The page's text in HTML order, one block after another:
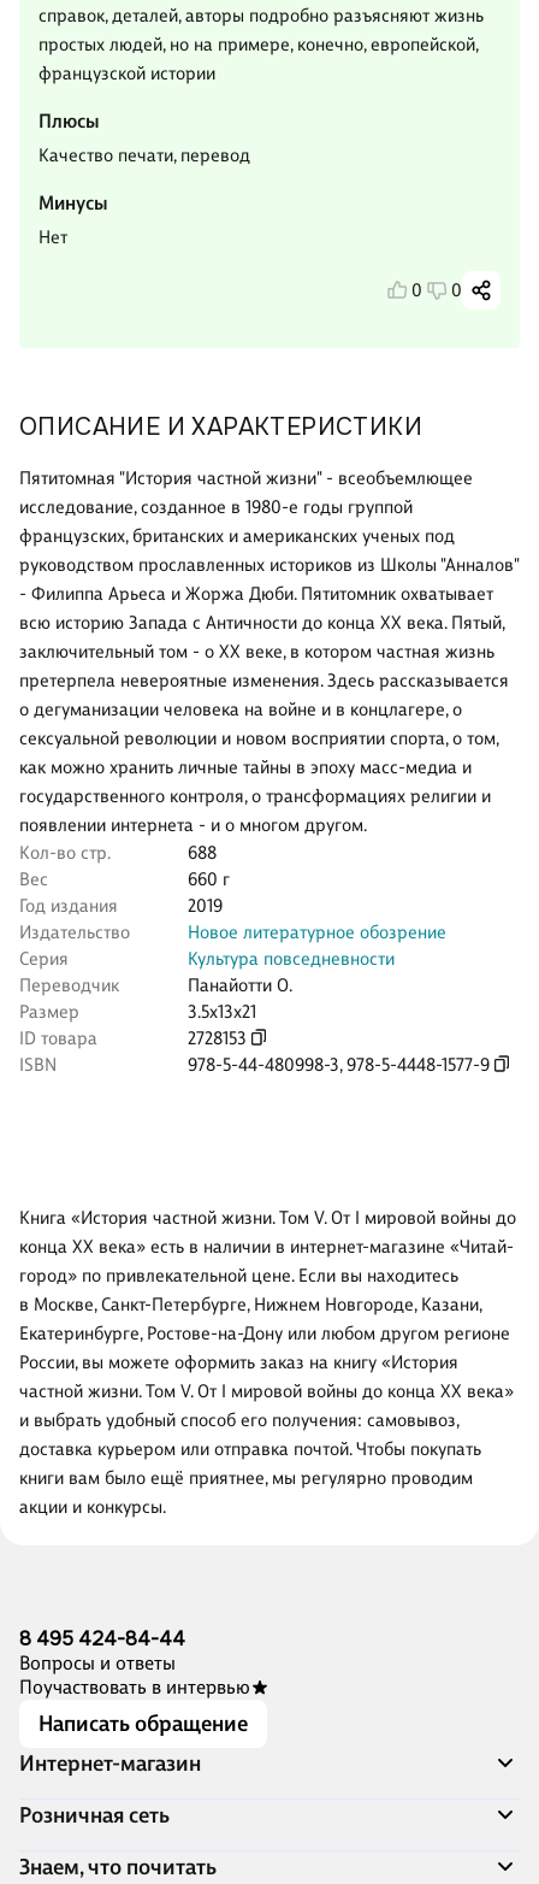
ОПИСАНИЕ И ХАРАКТЕРИСТИКИ
Пятитомная "История частной жизни" - всеобъемлющее
исследование, созданное в 1980-е годы группой
французских, британских и американских ученых под
руководством прославленных историков из Школы "Анналов"
- Филиппа Арьеса и Жоржа Дюби. Пятитомник охватывает
всю историю Запада с Античности до конца XX века. Пятый,
заключительный том - о XX веке, в котором частная жизнь
претерпела невероятные изменения. Здесь рассказывается
о дегуманизации человека на войне и в концлагере, о
сексуальной революции и новом восприятии спорта, о том,
как можно хранить личные тайны в эпоху масс-медиа и
государственного контроля, о трансформациях религии и
появлении интернета - и о многом другом.
Кол-во стр.
688
Вес
660 г
Год издания
2019
Издательство
Новое литературное обозрение
Серия
Культура повседневности
Переводчик
Панайотти О.
Размер
3.5x13x21
ID товара
2728153
ISBN
978-5-44-480998-3,978-5-4448-1577-9
справок, деталей, авторы подробно разъясняют жизнь
простых людей, но на примере, конечно, европейской,
французской истории
Плюсы
Качество печати, перевод
Минусы
Нет
0 0
Книга «История частной жизни. Том V. От I мировой войны до
конца XX века» есть в наличии в интернет-магазине «Читай-
город» по привлекательной цене. Если вы находитесь
в Москве, Санкт-Петербурге, Нижнем Новгороде, Казани,
Екатеринбурге, Ростове-на-Дону или любом другом регионе
России, вы можете оформить заказ на книгу «История
частной жизни. Том V. От I мировой войны до конца XX века»
и выбрать удобный способ его получения: самовывоз,
доставка курьером или отправка почтой. Чтобы покупать
книги вам было ещё приятнее, мы регулярно проводим
акции и конкурсы.
8 495 424-84-44
Вопросы и ответы
Поучаствовать в интервью
Написать обращение
Интернет-магазин
Акции
Доставка и оплата
Розничная сеть
Адреса магазинов
Знаем, что почитать